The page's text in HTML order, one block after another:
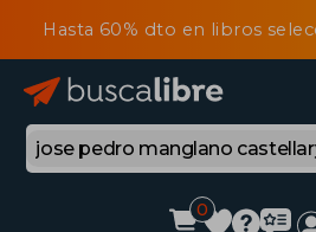
Hasta 60% dto en libros
0